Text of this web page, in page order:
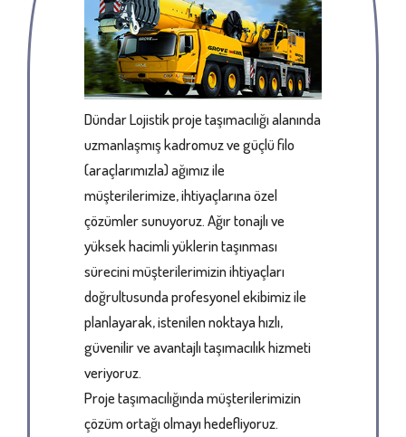
Dündar Lojistik proje taşımacılığı alanında
uzmanlaşmış kadromuz ve güçlü filo
(araçlarımızla) ağımız ile
müşterilerimize, ihtiyaçlarına özel
çözümler sunuyoruz. Ağır tonajlı ve
yüksek hacimli yüklerin taşınması
sürecini müşterilerimizin ihtiyaçları
doğrultusunda profesyonel ekibimiz ile
planlayarak, istenilen noktaya hızlı,
güvenilir ve avantajlı taşımacılık hizmeti
veriyoruz.
Proje taşımacılığında müşterilerimizin
çözüm ortağı olmayı hedefliyoruz.